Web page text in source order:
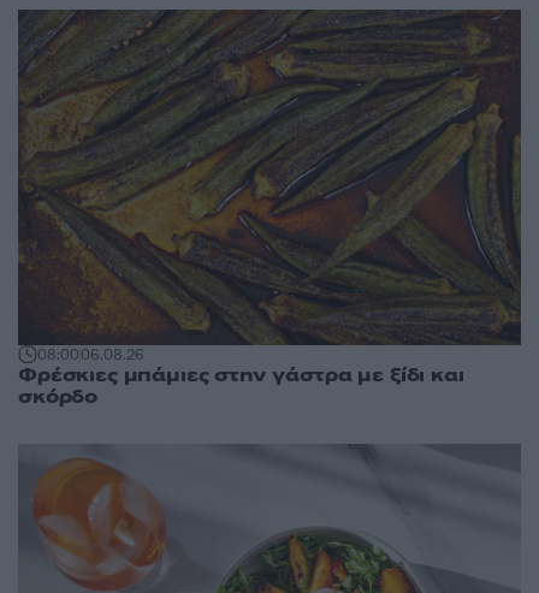
08:0006.08.26
Φρέσκιες μπάμιες στην γάστρα με ξίδι και
σκόρδο